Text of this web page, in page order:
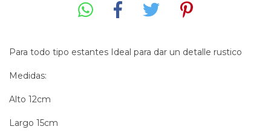
Para todo tipo estantes Ideal para dar un detalle rustico
Medidas:
Alto 12cm
Largo 15cm